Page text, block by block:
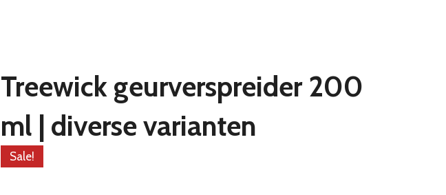
Treewick geurverspreider 200
ml | diverse varianten
Sale!